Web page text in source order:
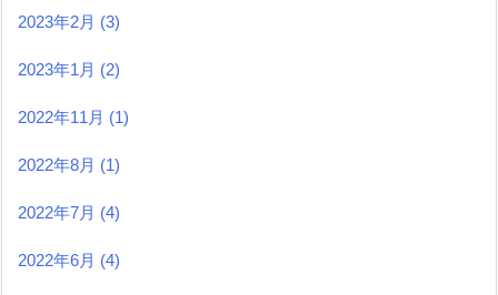
2023年2月 (3)
2023年1月 (2)
2022年11月 (1)
2022年8月 (1)
2022年7月 (4)
2022年6月 (4)